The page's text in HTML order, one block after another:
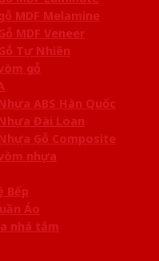
MDF Melamine
MDF Veneer
Tự Nhiên
gỗ
ABS Hàn Quốc
Đài Loan
Gỗ Composite
nhựa
Bếp
Áo
nhà tắm